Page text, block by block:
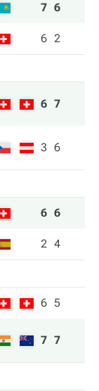
7 6
6 2
6 7
3 6
6 6
2 4
6 5
7 7